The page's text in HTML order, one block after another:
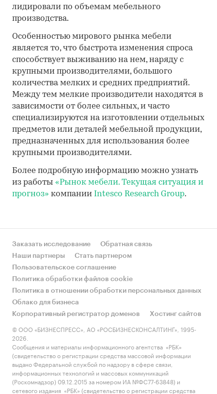
лидировали по объемам мебельного
производства.
Особенностью мирового рынка мебели
является то, что быстрота изменения спроса
способствует выживанию на нем, наряду с
крупными производителями, большого
количества мелких и средних предприятий.
Между тем мелкие производители находятся в
зависимости от более сильных, и часто
специализируются на изготовлении отдельных
предметов или деталей мебельной продукции,
предназначенных для использования более
крупными производителями.
Более подробную информацию можно узнать
из работы «Рынок мебели. Текущая ситуация и
прогноз» компании Intesco Research Group.
Заказать исследование
Обратная связь
Наши партнеры
Стать партнером
Пользовательское соглашение
Политика обработки файлов cookie
Политика в отношении обработки персональных данных
Облако для бизнеса
Корпоративный регистратор доменов
Хостинг сайтов
© ООО «БИЗНЕСПРЕСС», АО «РОСБИЗНЕСКОНСАЛТИНГ», 1995-
2026.
Сообщения и материалы информационного агентства «РБК»
(свидетельство о регистрации средства массовой информации
выдано Федеральной службой по надзору в сфере связи,
информационных технологий и массовых коммуникаций
(Роскомнадзор) 09.12.2015 за номером ИА №ФС77-63848) и
сетевого издания «РБК» (свидетельство о регистрации средства